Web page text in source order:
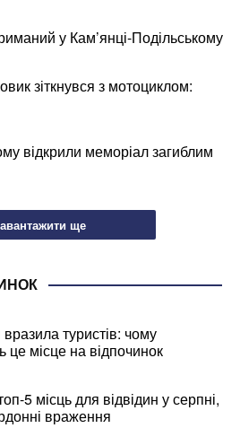
у Кам’янці-Подільському
зіткнувся з мотоциклом:
відкрили меморіал загиблим
ще
туристів: чому
це місце на відпочинок
5 місць для відвідин у серпні,
враження